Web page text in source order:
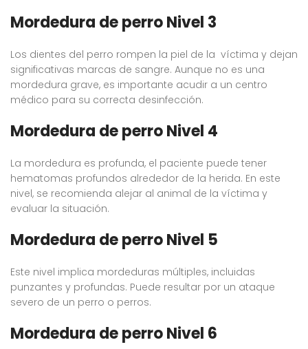
Mordedura de perro Nivel 3
Los dientes del perro rompen la piel de la víctima y dejan
significativas marcas de sangre. Aunque no es una
mordedura grave, es importante acudir a un centro
médico para su correcta desinfección.
Mordedura de perro Nivel 4
La mordedura es profunda, el paciente puede tener
hematomas profundos alrededor de la herida. En este
nivel, se recomienda alejar al animal de la víctima y
evaluar la situación.
Mordedura de perro Nivel 5
Este nivel implica mordeduras múltiples, incluidas
punzantes y profundas. Puede resultar por un ataque
severo de un perro o perros.
Mordedura de perro Nivel 6